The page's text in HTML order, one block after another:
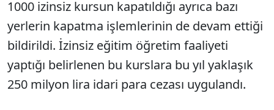
1000 izinsiz kursun kapatıldığı ayrıca bazı
yerlerin kapatma işlemlerinin de devam ettiği
bildirildi. İzinsiz eğitim öğretim faaliyeti
yaptığı belirlenen bu kurslara bu yıl yaklaşık
250 milyon lira idari para cezası uygulandı.